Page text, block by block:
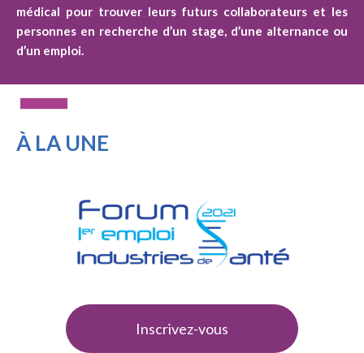
médical pour trouver leurs futurs collaborateurs et les
personnes en recherche d’un stage, d’une alternance ou
d’un emploi.
À LA UNE
Inscrivez-vous